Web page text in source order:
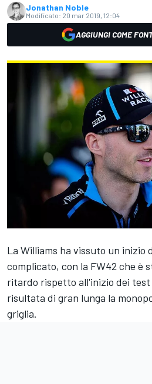
Jonathan Noble
Modificato: 20 mar 2019, 12:04
AGGIUNGI COME
La Williams ha vissuto un inizio
complicato, con la FW42 che è
ritardo rispetto all'inizio dei test
risultata di gran lunga la
griglia.